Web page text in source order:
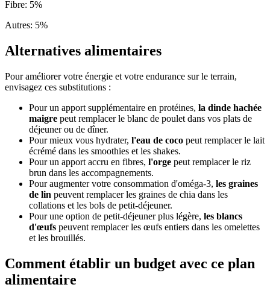
Fibre: 5%
Autres: 5%
Alternatives alimentaires
Pour améliorer votre énergie et votre endurance sur le terrain,
envisagez ces substitutions :
Pour un apport supplémentaire en protéines, la dinde hachée
maigre peut remplacer le blanc de poulet dans vos plats de
déjeuner ou de dîner.
Pour mieux vous hydrater, l'eau de coco peut remplacer le lait
écrémé dans les smoothies et les shakes.
Pour un apport accru en fibres, l'orge peut remplacer le riz
brun dans les accompagnements.
Pour augmenter votre consommation d'oméga-3, les graines
de lin peuvent remplacer les graines de chia dans les
collations et les bols de petit-déjeuner.
Pour une option de petit-déjeuner plus légère, les blancs
d'œufs peuvent remplacer les œufs entiers dans les omelettes
et les brouillés.
Comment établir un budget avec ce plan
alimentaire